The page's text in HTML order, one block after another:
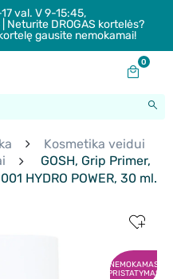
val. V 9-15:45,
Neturite DROGAS kortelės?
gausite nemokamai!
0
Kosmetika veidui
GOSH, Grip Primer,
HYDRO POWER, 30 ml.
NEMOKAMAS
PRISTATYMAS